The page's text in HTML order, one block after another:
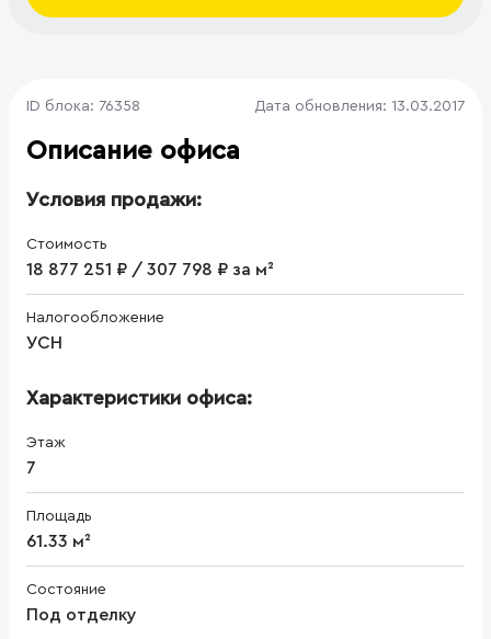
ID блока: 76358 Дата обновления: 13.03.2017
Описание офиса
Условия продажи:
Стоимость
18 877 251 ₽ / 307 798 ₽ за м²
Налогообложение
УСН
Характеристики офиса:
Этаж
7
Площадь
61.33 м²
Состояние
Под отделку